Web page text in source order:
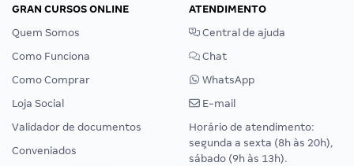
GRAN CURSOS ONLINE
Quem Somos
Como Funciona
Como Comprar
Loja Social
Validador de documentos
Conveniados
ATENDIMENTO
Central de ajuda
Chat
WhatsApp
E-mail
Horário de atendimento:
segunda a sexta (8h às 20h),
sábado (9h às 13h).